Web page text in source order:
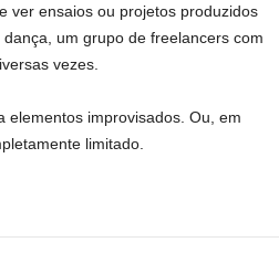
ver ensaios ou projetos produzidos
um grupo de freelancers com
vezes.
elementos improvisados. Ou, em
limitado.